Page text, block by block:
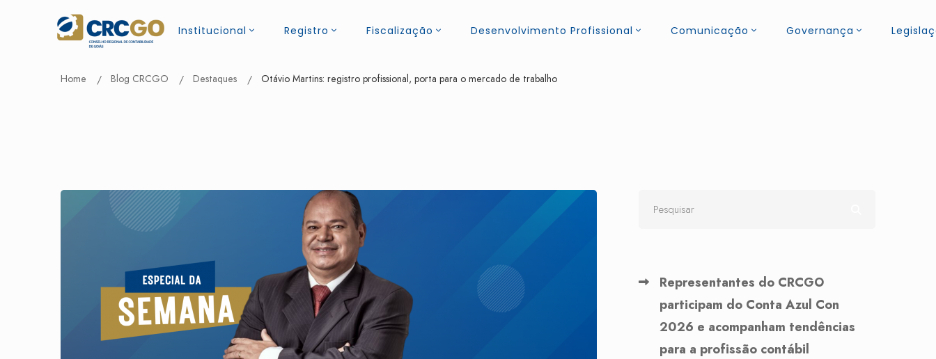
Institucional Registro Fiscalização Desenvolvimento Profissional Comunicação Governança
Home Blog CRCGO Destaques Otávio Martins: registro profissional, porta para o mercado de trabalho
Representantes do CRCGO
participam do Conta Azul Con
2026 e acompanham tendências
para a profissão contábil